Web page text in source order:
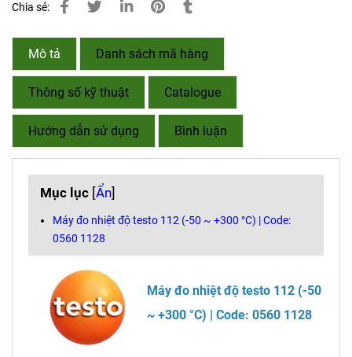
Chia sẻ:
Mô tả Danh sách mã hàng
Thông số kỹ thuật Catalogue
Hướng dẫn sử dụng Bình luận
Mục lục [Ẩn]
Máy đo nhiệt độ testo 112 (-50 ~ +300 °C) | Code:
0560 1128
Máy đo nhiệt độ testo 112 (-50
~ +300 °C) | Code: 0560 1128